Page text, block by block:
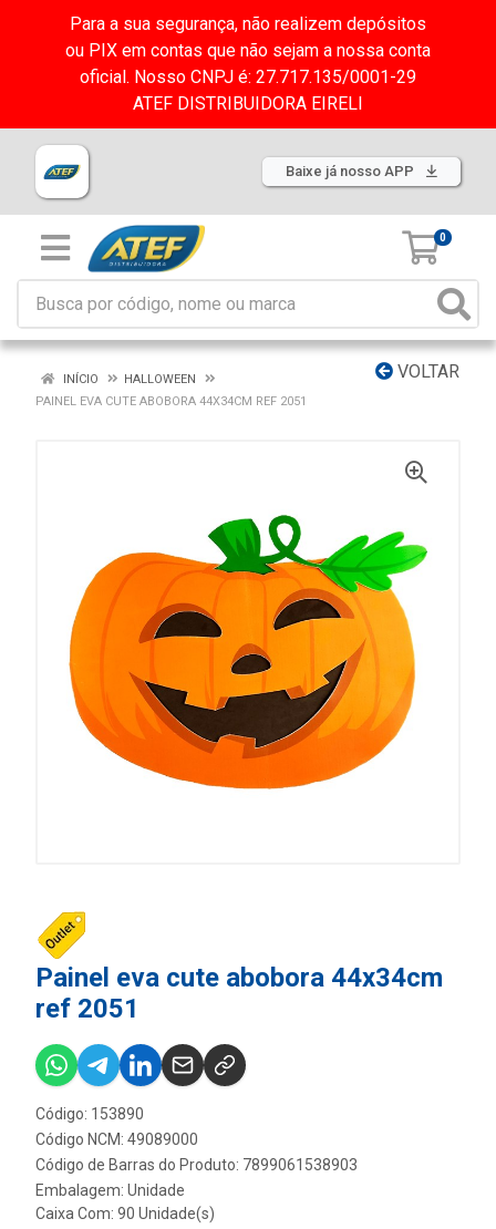
Para a sua segurança, não realizem depósitos
ou PIX em contas que não sejam a nossa conta
oficial. Nosso CNPJ é: 27.717.135/0001-29
ATEF DISTRIBUIDORA EIRELI
Baixe já nosso APP
0
VOLTAR
INÍCIO
HALLOWEEN
PAINEL EVA CUTE ABOBORA 44X34CM REF 2051
Painel eva cute abobora 44x34cm
ref 2051
Código: 153890
Código NCM: 49089000
Código de Barras do Produto: 7899061538903
Embalagem: Unidade
Caixa Com: 90 Unidade(s)